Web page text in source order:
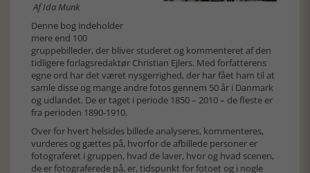
Af Ida Munk
Denne bog indeholder
mere end 100
gruppebilleder, der bliver studeret og kommenteret af den
tidligere forlagsredaktør Christian Ejlers. Med forfatterens
egne ord har det været nysgerrighed, der har fået ham til at
samle disse og mange andre fotos gennem 50 år i Danmark
og udlandet. De er taget i periode 1850 – 2010 – de fleste er
fra perioden 1890-1910.
Over for hvert helsides billede analyseres, kommenteres,
vurderes og gættes på, hvorfor de afbillede personer er
fotograferet i gruppen, hvad de laver, hvor og hvad scenen,
de er fotograferede på, er, tidspunkt for fotoet og i nogle